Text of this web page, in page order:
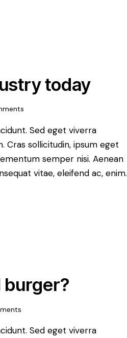
today
Sed eget viverra
Cras sollicitudin, ipsum eget
semper nisi. Aenean
vitae, eleifend ac, enim.
burger?
Sed eget viverra